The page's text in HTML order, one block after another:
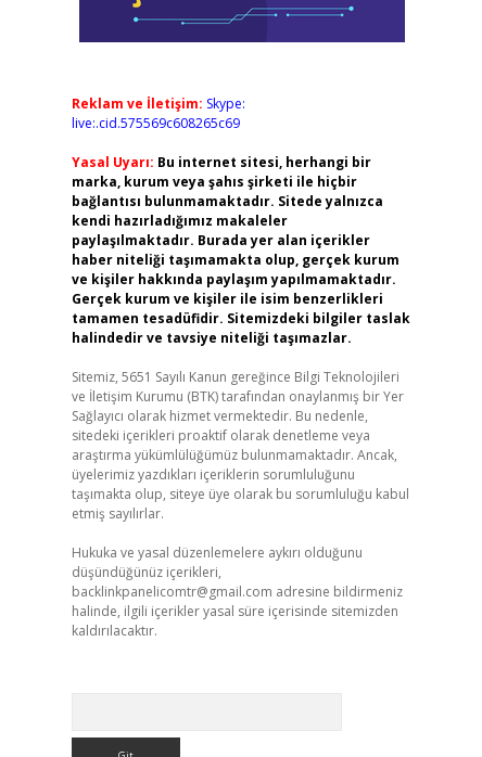
Reklam ve İletişim: Skype:
live:.cid.575569c608265c69
Yasal Uyarı: Bu internet sitesi, herhangi bir
marka, kurum veya şahıs şirketi ile hiçbir
bağlantısı bulunmamaktadır. Sitede yalnızca
kendi hazırladığımız makaleler
paylaşılmaktadır. Burada yer alan içerikler
haber niteliği taşımamakta olup, gerçek kurum
ve kişiler hakkında paylaşım yapılmamaktadır.
Gerçek kurum ve kişiler ile isim benzerlikleri
tamamen tesadüfidir. Sitemizdeki bilgiler taslak
halindedir ve tavsiye niteliği taşımazlar.
Sitemiz, 5651 Sayılı Kanun gereğince Bilgi Teknolojileri
ve İletişim Kurumu (BTK) tarafından onaylanmış bir Yer
Sağlayıcı olarak hizmet vermektedir. Bu nedenle,
sitedeki içerikleri proaktif olarak denetleme veya
araştırma yükümlülüğümüz bulunmamaktadır. Ancak,
üyelerimiz yazdıkları içeriklerin sorumluluğunu
taşımakta olup, siteye üye olarak bu sorumluluğu kabul
etmiş sayılırlar.
Hukuka ve yasal düzenlemelere aykırı olduğunu
düşündüğünüz içerikleri,
backlinkpanelicomtr@gmail.com adresine bildirmeniz
halinde, ilgili içerikler yasal süre içerisinde sitemizden
kaldırılacaktır.